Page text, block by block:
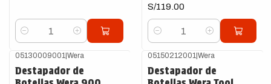
Cantidad
S/119.00
Cantidad
05130009001 |Wera
Destapador de
05150212001 |Wera
Destapador de